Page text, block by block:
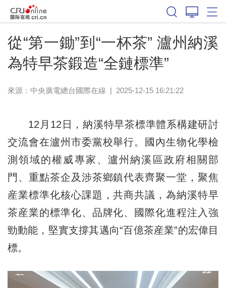
從“第一鋤”到“一杯茶” 瀘州納溪
為特早茶鍛造“全鏈標準”
來源：中央廣電總台國際在線 | 2025-12-15 16:21:22
12月12日，納溪特早茶標準體系構建研討
交流會在瀘州市委黨校舉行。國內生物化學檢
測領域的權威專家、瀘州納溪區政府相關部
門、重點茶企及涉茶鄉鎮代表齊聚一堂，聚焦
産業標準化核心課題，共商共議，為納溪特早
茶産業的標準化、品牌化、國際化進程注入強
勁動能，堅實支撐其邁向“百億茶産業”的宏偉目
標。